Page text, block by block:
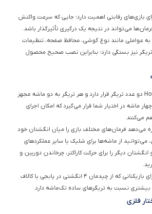
بازی‌های رقابتی اهمیت دارد؛ جایی که سرعت واکنش
می‌تواند در نتیجه یک درگیری تأثیرگذار باشد.
به عواملی مانند نوع گوشی، محافظ صفحه، تنظیمات
تریگر نیز بستگی دارد؛ بنابراین نصب صحیح محصول
ماشه در اختیار شما قرار می‌گیرد که امکان اجرای
می‌دهد فرمان‌های مختلف بازی را میان انگشتان خود
می‌توانید از ماشه‌ها برای شلیک یا سایر عملکردهای
دیگر را برای حرکت کاراکتر، چرخاندن دوربین و
بیشتری نسبت به تریگرهای ساده تک‌ماشه دارد.
فلزی
استفاده طولانی‌مدت اهمیت پیدا می‌کند، کیفیت و حس